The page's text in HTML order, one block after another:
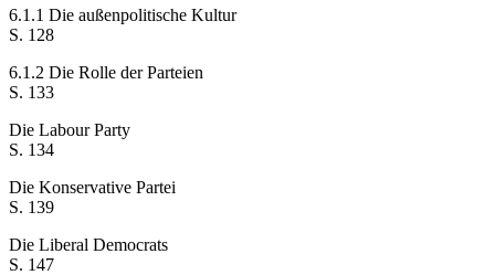
6.1.1 Die außenpolitische Kultur
S. 128
6.1.2 Die Rolle der Parteien
S. 133
Die Labour Party
S. 134
Die Konservative Partei
S. 139
Die Liberal Democrats
S. 147